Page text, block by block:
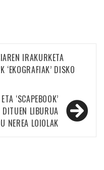
IRAKURKETA
‘EKOGRAFIAK’ DISKO
‘SCAPEBOOK’
LIBURUA
NEREA LOIOLAK